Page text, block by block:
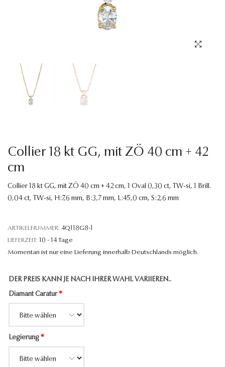
Collier 18 kt GG, mit ZÖ 40 cm + 42
cm
Collier 18 kt GG, mit ZÖ 40 cm + 42 cm, 1 Oval 0,30 ct, TW-si, 1 Brill.
0,04 ct, TW-si, H:7,6 mm, B:3,7 mm, L:45,0 cm, S:2,6 mm
ARTIKELNUMMER: 4Q118G8-1
LIEFERZEIT: 10 - 14 Tage
Momentan ist nur eine Lieferung innerhalb Deutschlands möglich.
DER PREIS KANN JE NACH IHRER WAHL VARIIEREN..
Diamant Caratur *
Legierung *